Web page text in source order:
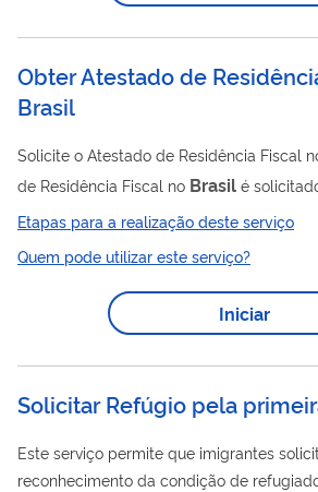
Imunização - quando...
Obter Atestado de
Brasil
Solicite o Atestado de Residência Fiscal
de Residência Fiscal no Brasil é
Brasil(Pessoa Física ou Pessoa Jurídica)
Brasil. O formulário, depois de emitido pela Receita Federal,
deverá ser encaminhado pela pessoa
pagadora dos serviços no exterior.
Etapas para a realização deste serviço
Quem pode utilizar este serviço?
Iniciar
Solicitar Refúgio pela
Este serviço permite que imigrantes
reconhecimento da condição de refugiado. A proteção